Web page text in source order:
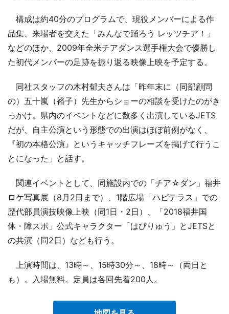
構成は約40分のプログラムで、現役メンバーによる作
品集、来場者を交えた「みんなで踊ろう レッツチア！」
などのほか、2009年全米チアダンス選手権大会で優勝し
た初代メンバーの足跡を振り返る映像上映を予定する。
同社スタッフの木村郁夫さんは「昨年末に（同部顧問
の）五十嵐（裕子）先生からショーの相談を受けたのがき
っかけ。県内のイベントなどに数多く出演しているJETS
だが、自主公演という形態での出演はほぼ前例がなく、
『初の本格公演』というキャッチフレーズを掲げて行うこ
とになった」と話す。
関連イベントとして、同施設内での「チア☆ダン」福井
ロケ写真展（8月2日まで）、1階広場「ハピテラス」での
歴代部員演技映像上映（同1日・2日）、「2018福井国
体・障スポ」公式キャラクター「はぴりゅう」とJETSと
の共演（同2日）なども行う。
上演時間は、13時～、15時30分～、18時～（両日と
も）。入場無料。定員は各回先着200人。